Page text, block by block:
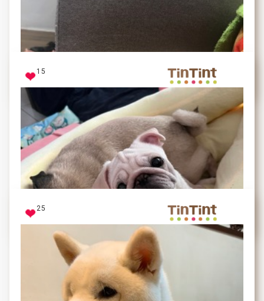
我是法鬥王
睡到翻掉惹
15
25